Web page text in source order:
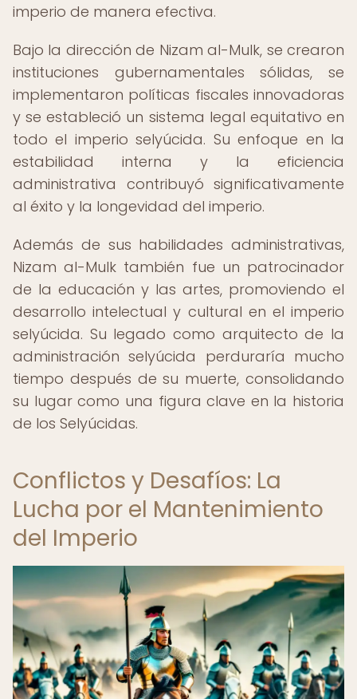
imperio de manera efectiva.
Bajo la dirección de Nizam al-Mulk, se crearon
instituciones gubernamentales sólidas, se
implementaron políticas fiscales innovadoras
y se estableció un sistema legal equitativo en
todo el imperio selyúcida. Su enfoque en la
estabilidad interna y la eficiencia
administrativa contribuyó significativamente
al éxito y la longevidad del imperio.
Además de sus habilidades administrativas,
Nizam al-Mulk también fue un patrocinador
de la educación y las artes, promoviendo el
desarrollo intelectual y cultural en el imperio
selyúcida. Su legado como arquitecto de la
administración selyúcida perduraría mucho
tiempo después de su muerte, consolidando
su lugar como una figura clave en la historia
de los Selyúcidas.
Conflictos y Desafíos: La
Lucha por el Mantenimiento
del Imperio